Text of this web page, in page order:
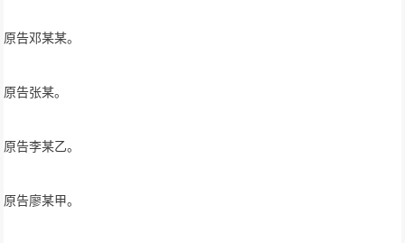
原告邓某某。
原告张某。
原告李某乙。
原告廖某甲。